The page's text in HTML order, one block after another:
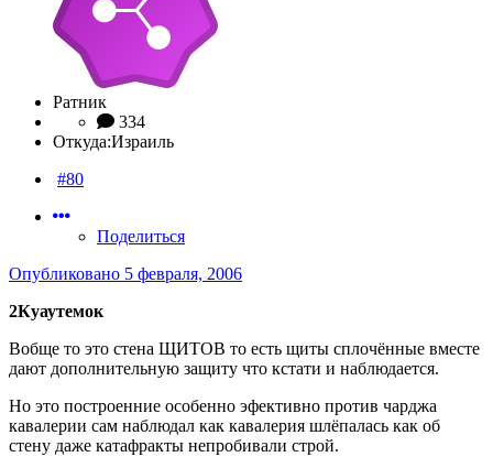
Ратник
334
Откуда:Израиль
#80
Поделиться
Опубликовано 5 февраля, 2006
2Куаутемок
Вобще то это стена ЩИТОВ то есть щиты сплочённые вместе
дают дополнительную защиту что кстати и наблюдается.
Но это построенние особенно эфективно против чарджа
кавалерии сам наблюдал как кавалерия шлёпалась как об
стену даже катафракты непробивали строй.